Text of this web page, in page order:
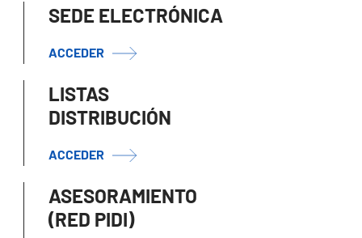
SEDE ELECTRÓNICA
ACCEDER
LISTAS
DISTRIBUCIÓN
ACCEDER
ASESORAMIENTO
(RED PIDI)